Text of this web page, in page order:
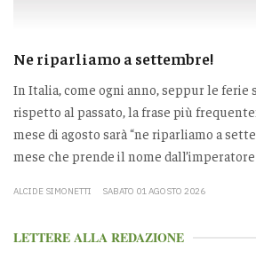
Ne riparliamo a settembre!
In Italia, come ogni anno, seppur le ferie
rispetto al passato, la frase più
mese di agosto sarà “ne riparliamo a
mese che prende il nome
ALCIDE SIMONETTI SABATO 01 AGOSTO 2026
LETTERE ALLA REDAZIONE